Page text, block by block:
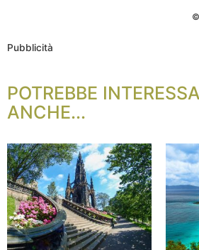
Pubblicità
POTREBBE
ANCHE...